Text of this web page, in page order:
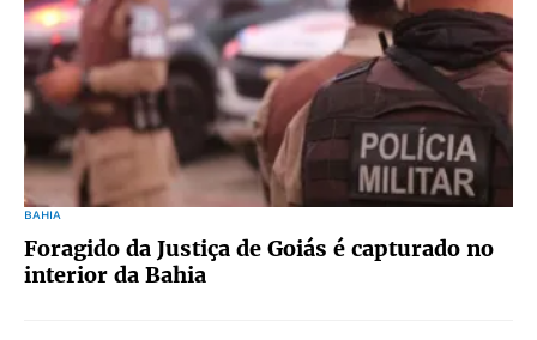
BAHIA
Foragido da Justiça de Goiás é capturado no
interior da Bahia